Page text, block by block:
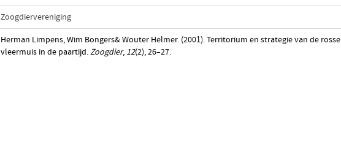
Zoogdiervereniging
Herman Limpens, Wim Bongers& Wouter Helmer. (2001). Territorium en strategie van de rosse
vleermuis in de paartijd.Zoogdier, 12(2), 26–27.